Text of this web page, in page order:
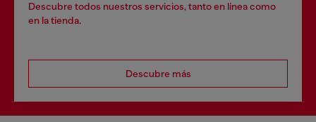
Descubre todos nuestros servicios, tanto en línea como
en la tienda.
Descubre más